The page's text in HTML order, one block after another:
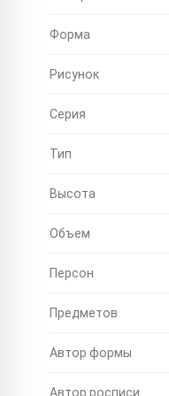
Форма
Рисунок
Серия
Тип
Высота
Объем
Персон
Предметов
Автор формы
Автор росписи